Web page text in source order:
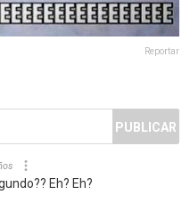
Reportar
PUBLICAR
Eh? Eh?